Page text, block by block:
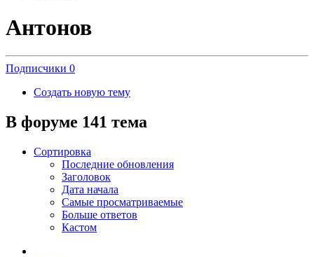
Антонов
Подписчики 0
Создать новую тему
В форуме 141 тема
Сортировка
Последние обновления
Заголовок
Дата начала
Самые просматриваемые
Больше ответов
Кастом